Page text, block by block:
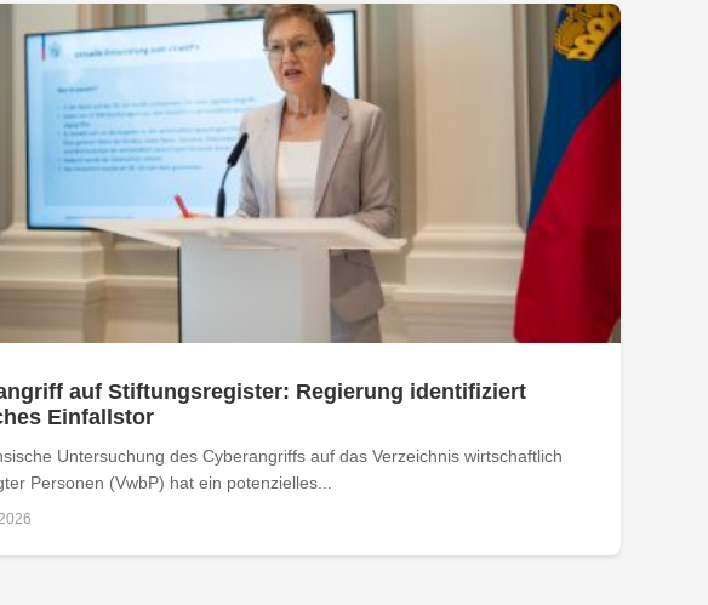
auf Stiftungsregister: Regierung identifiziert
Einfallstor
Untersuchung des Cyberangriffs auf das Verzeichnis wirtschaftlich
Personen (VwbP) hat ein potenzielles...